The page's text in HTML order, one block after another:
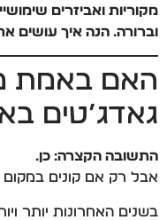
מקוריות ואביזרים
וברורה. הנה איך עושים
האם באמת
גאדג’טים
התשובה הקצרה: כן.
אבל רק אם קונים במקום
בשנים האחרונות יותר